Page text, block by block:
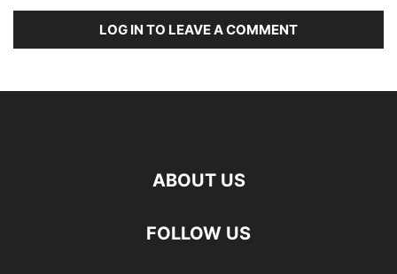
LOG IN TO LEAVE A COMMENT
ABOUT US
FOLLOW US